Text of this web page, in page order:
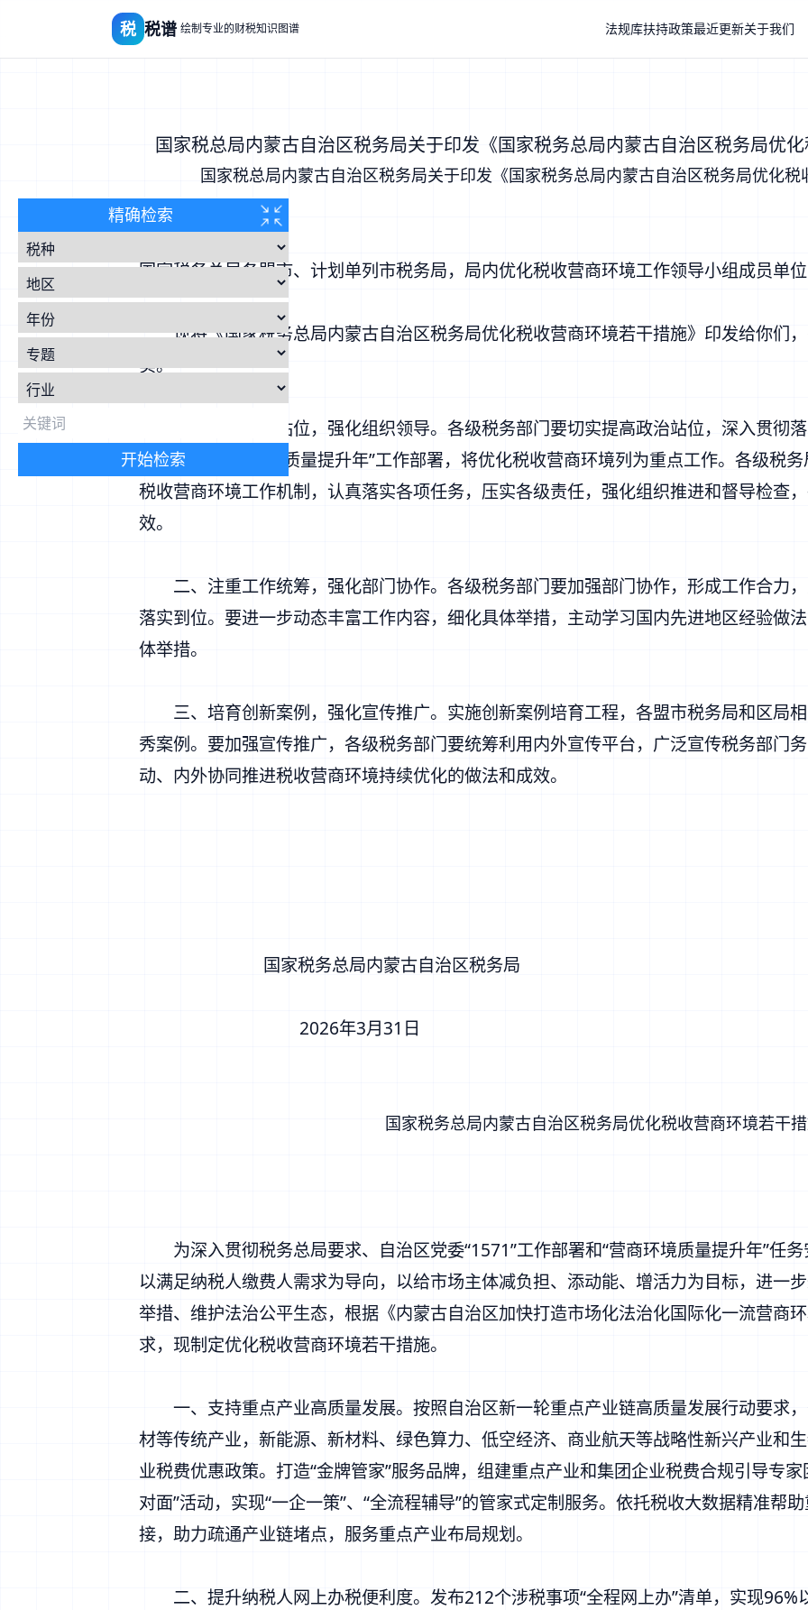
税 税谱 绘制专业的财税知识图谱 法规库扶持政策最近更新关于我们
国家税总局内蒙古自治区税务局关于印发《国家税务总局内蒙古自治区税务局优
国家税总局内蒙古自治区税务局关于印发《国家税务总局内蒙古自治区税务局优化
国家税务总局各盟市、计划单列市税务局，局内优化税收营商环境工作领导小组成员单
现将《国家税务总局内蒙古自治区税务局优化税收营商环境若干措施》印发给你们，
实。
一、提高政治站位，强化组织领导。各级税务部门要切实提高政治站位，深入贯彻
“1571”、“营商环境质量提升年”工作部署，将优化税收营商环境列为重点工作。各级税
税收营商环境工作机制，认真落实各项任务，压实各级责任，强化组织推进和督导检查
效。
二、注重工作统筹，强化部门协作。各级税务部门要加强部门协作，形成工作合力
落实到位。要进一步动态丰富工作内容，细化具体举措，主动学习国内先进地区经验做
体举措。
三、培育创新案例，强化宣传推广。实施创新案例培育工程，各盟市税务局和区局
秀案例。要加强宣传推广，各级税务部门要统筹利用内外宣传平台，广泛宣传税务部门
动、内外协同推进税收营商环境持续优化的做法和成效。
国家税务总局内蒙古自治区税务局
2026年3月31日
国家税务总局内蒙古自治区税务局优化税收营商环境若干
为深入贯彻税务总局要求、自治区党委“1571”工作部署和“营商环境质量提升年”任
以满足纳税人缴费人需求为导向，以给市场主体减负担、添动能、增活力为目标，进一
举措、维护法治公平生态，根据《内蒙古自治区加快打造市场化法治化国际化一流营商
求，现制定优化税收营商环境若干措施。
一、支持重点产业高质量发展。按照自治区新一轮重点产业链高质量发展行动要求
材等传统产业，新能源、新材料、绿色算力、低空经济、商业航天等战略性新兴产业和
业税费优惠政策。打造“金牌管家”服务品牌，组建重点产业和集团企业税费合规引导专
对面”活动，实现“一企一策”、“全流程辅导”的管家式定制服务。依托税收大数据精准帮
接，助力疏通产业链堵点，服务重点产业布局规划。
二、提升纳税人网上办税便利度。发布212个涉税事项“全程网上办”清单，实现96%
精确检索
开始检索